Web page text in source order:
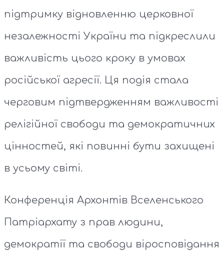
підтримку відновленню церковної
незалежності України та підкреслили
важливість цього кроку в умовах
російської агресії. Ця подія стала
черговим підтвердженням важливості
релігійної свободи та демократичних
цінностей, які повинні бути захищені
в усьому світі.
Конференція Архонтів Вселенського
Патріархату з прав людини,
демократії та свободи віросповідання